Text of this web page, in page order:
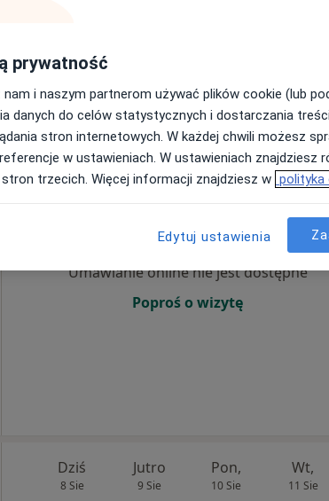
Pon, Wt,
Umawianie online nie jest dostępne
Poproś o wizytę
Dziś
8 Sie
Jutro
9 Sie
Pon,
10 Sie
Wt,
11 Sie
prywatność
i naszym partnerom używać plików cookie (lub
danych do celów statystycznych i dostarczania
stron internetowych. W każdej chwili możesz
w ustawieniach. W ustawieniach znajdziesz
trzecich. Więcej informacji znajdziesz w polityka
Edytuj ustawienia